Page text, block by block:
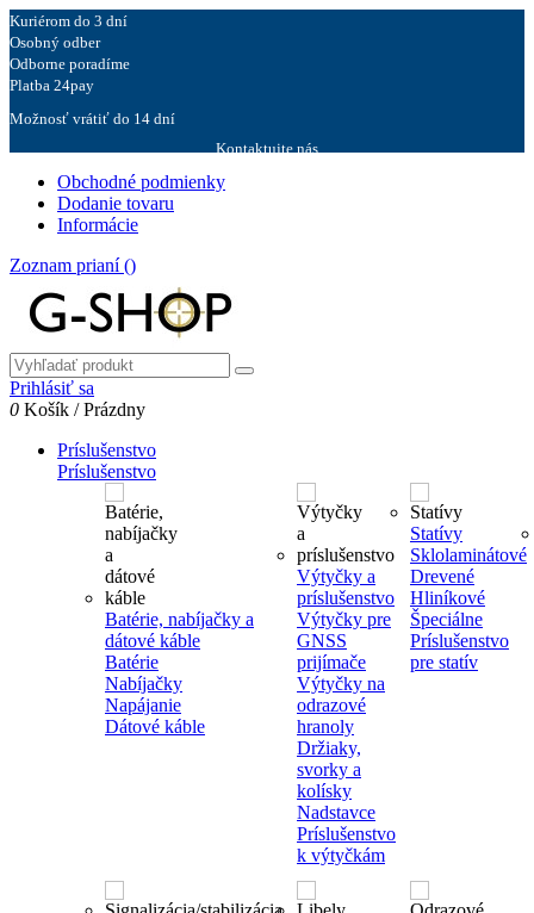
Kuriérom do 3 dní
Osobný odber
Odborne poradíme
Platba 24pay
Možnosť vrátiť do 14 dní
Kontaktujte nás
Obchodné podmienky
Dodanie tovaru
Informácie
Zoznam prianí ()
Prihlásiť sa
0 Košík /Prázdny
Príslušenstvo
Príslušenstvo
Batérie, nabíjačky a
dátové káble
Batérie
Nabíjačky
Napájanie
Dátové káble
Výtyčky a
príslušenstvo
Výtyčky pre
GNSS
prijímače
Výtyčky na
odrazové
hranoly
Držiaky,
svorky a
kolísky
Nadstavce
Príslušenstvo
k výtyčkám
Statívy
Sklolaminátové
Drevené
Hliníkové
Špeciálne
Príslušenstvo
pre statív